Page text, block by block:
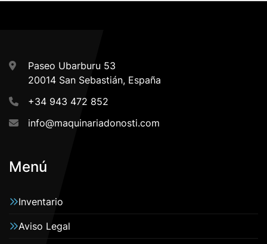
Paseo Ubarburu 53
20014 San Sebastián, España
+34 943 472 852
info@maquinariadonosti.com
Menú
Inventario
Aviso Legal